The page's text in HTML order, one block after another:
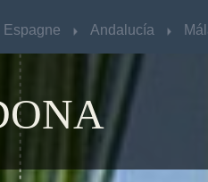
Espagne Andalucía
Espagne Andalucía